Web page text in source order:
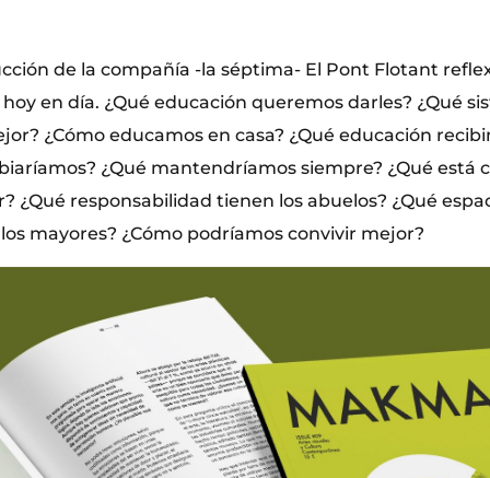
de la compañía -la séptima- El Pont Flotant
en día. ¿Qué educación queremos darles? ¿Qué
¿Cómo educamos en casa? ¿Qué educación
¿Qué mantendríamos siempre? ¿Qué está
¿Qué responsabilidad tienen los abuelos? ¿Qué
mayores? ¿Cómo podríamos convivir mejor?